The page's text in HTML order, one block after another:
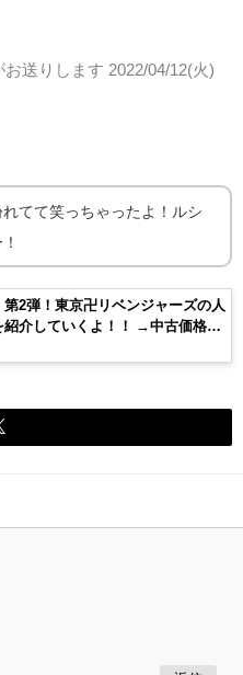
お送りします 2022/04/12(火)
てて笑っちゃったよ！ルシ
第2弾！東京卍リベンジャーズの人
紹介していくよ！！ →中古価格
も登場！？